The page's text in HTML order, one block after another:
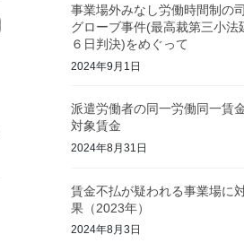
事業場外みなし労働時間制の
グローブ事件(最高裁第三小法
６日判決)をめぐって
2024年9月1日
派遣労働者の同一労働同一賃
対象賃金
2024年8月31日
賃金不払が疑われる事業場に
果（2023年）
2024年8月3日